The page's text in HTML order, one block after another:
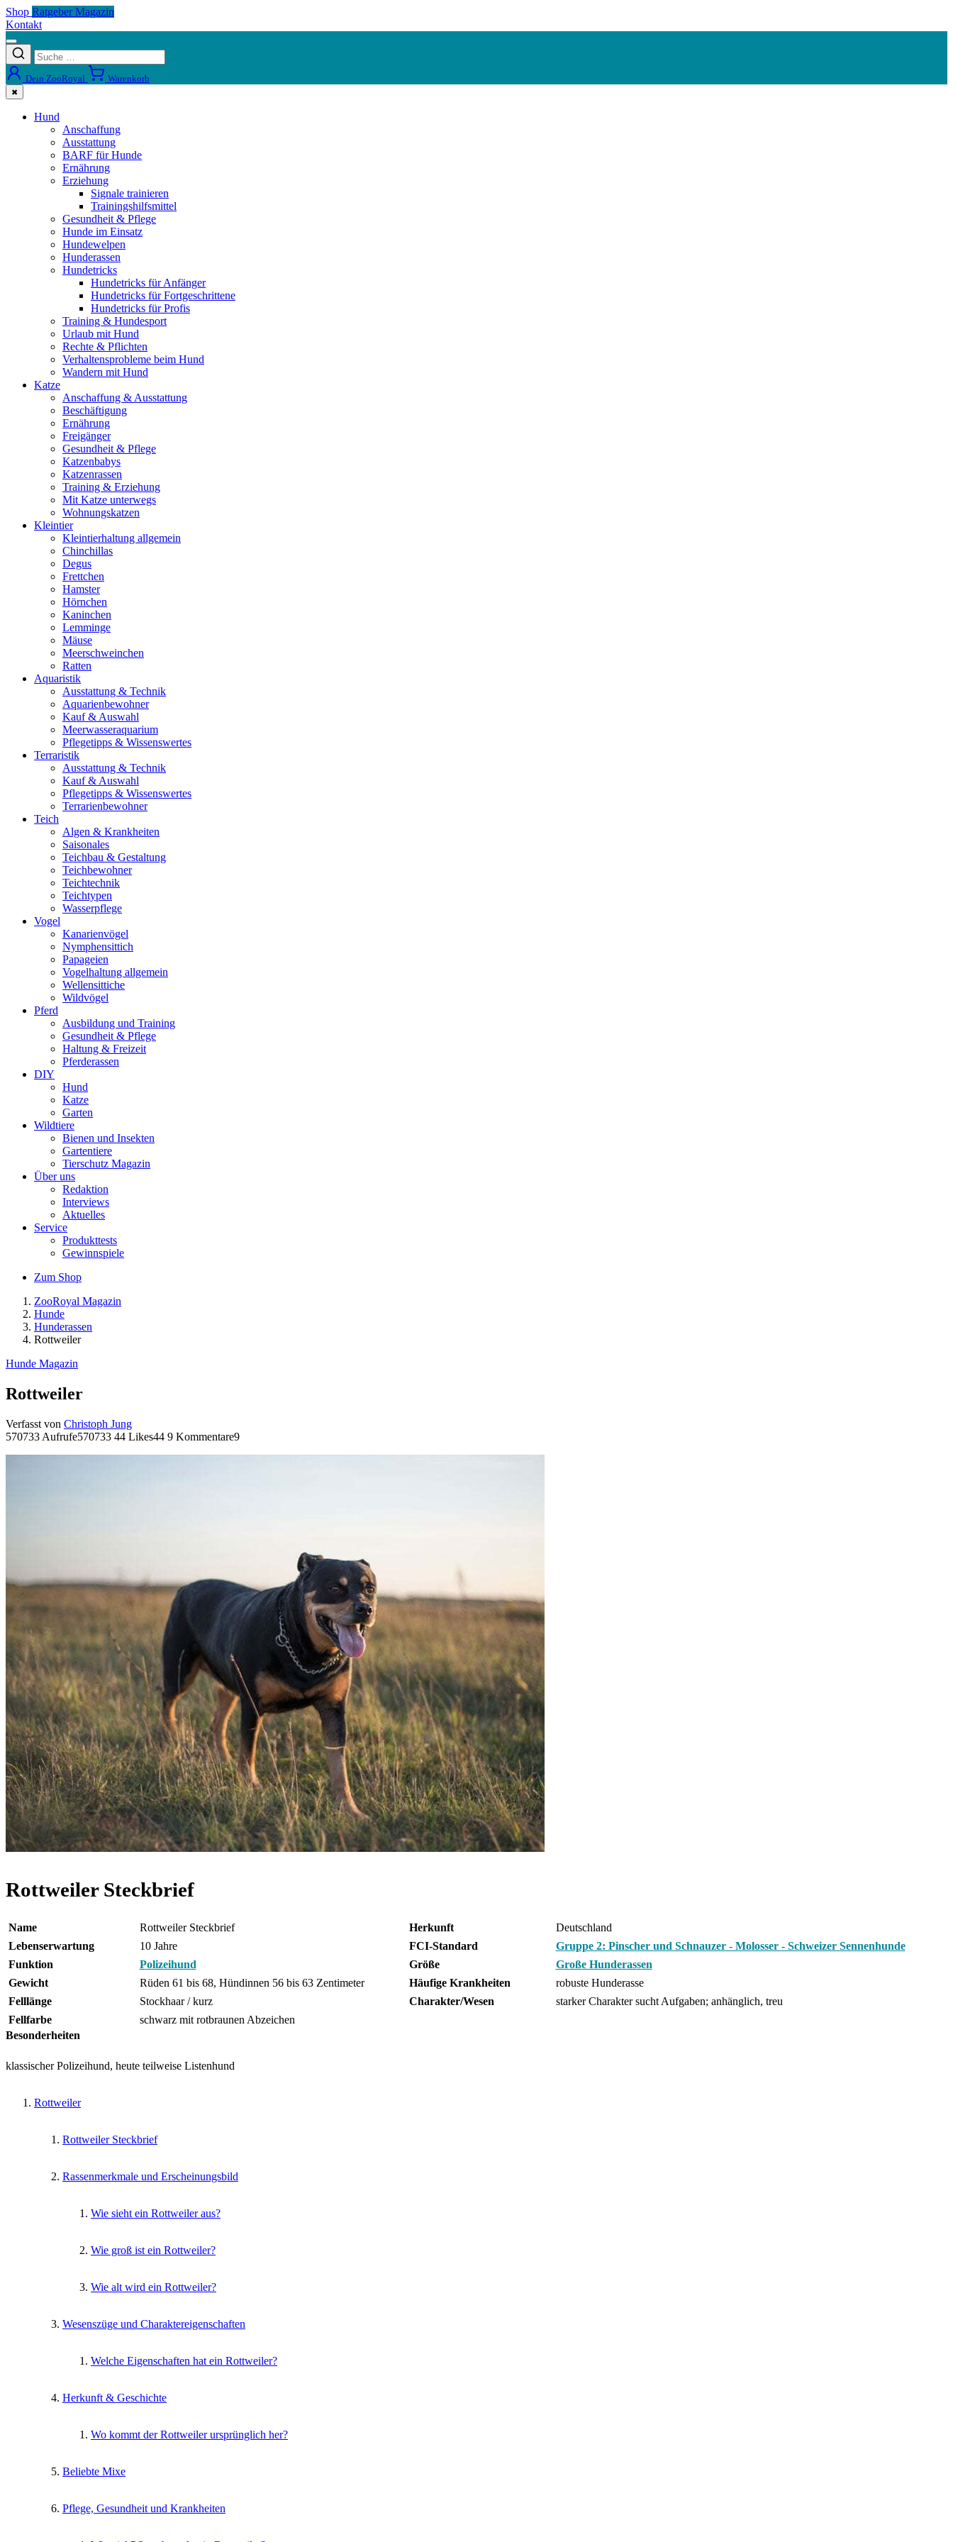
Shop Ratgeber Magazin
Kontakt
Dein ZooRoyal Warenkorb
✖
Hund
Anschaffung
Ausstattung
BARF für Hunde
Ernährung
Erziehung
Signale trainieren
Trainingshilfsmittel
Gesundheit & Pflege
Hunde im Einsatz
Hundewelpen
Hunderassen
Hundetricks
Hundetricks für Anfänger
Hundetricks für Fortgeschrittene
Hundetricks für Profis
Training & Hundesport
Urlaub mit Hund
Rechte & Pflichten
Verhaltensprobleme beim Hund
Wandern mit Hund
Katze
Anschaffung & Ausstattung
Beschäftigung
Ernährung
Freigänger
Gesundheit & Pflege
Katzenbabys
Katzenrassen
Training & Erziehung
Mit Katze unterwegs
Wohnungskatzen
Kleintier
Kleintierhaltung allgemein
Chinchillas
Degus
Frettchen
Hamster
Hörnchen
Kaninchen
Lemminge
Mäuse
Meerschweinchen
Ratten
Aquaristik
Ausstattung & Technik
Aquarienbewohner
Kauf & Auswahl
Meerwasseraquarium
Pflegetipps & Wissenswertes
Terraristik
Ausstattung & Technik
Kauf & Auswahl
Pflegetipps & Wissenswertes
Terrarienbewohner
Teich
Algen & Krankheiten
Saisonales
Teichbau & Gestaltung
Teichbewohner
Teichtechnik
Teichtypen
Wasserpflege
Vogel
Kanarienvögel
Nymphensittich
Papageien
Vogelhaltung allgemein
Wellensittiche
Wildvögel
Pferd
Ausbildung und Training
Gesundheit & Pflege
Haltung & Freizeit
Pferderassen
DIY
Hund
Katze
Garten
Wildtiere
Bienen und Insekten
Gartentiere
Tierschutz Magazin
Über uns
Redaktion
Interviews
Aktuelles
Service
Produkttests
Gewinnspiele
Zum Shop
ZooRoyal Magazin
Hunde
Hunderassen
Rottweiler
Hunde Magazin
Rottweiler
Verfasst von Christoph Jung
570733 Aufrufe570733 44 Likes44 9 Kommentare9
Rottweiler Steckbrief
Name Rottweiler Steckbrief Herkunft
Deutschland
Lebenserwartung
10 Jahre FCI-Standard
Gruppe 2: Pinscher und Schnauzer - Molosser - Schweizer Sennenhunde
Funktion
Polizeihund Größe
Große Hunderassen
Gewicht
Rüden 61 bis 68, Hündinnen 56 bis 63 Zentimeter Häufige Krankheiten
robuste Hunderasse
Felllänge
Stockhaar / kurz Charakter/Wesen
starker Charakter sucht Aufgaben; anhänglich, treu
Fellfarbe
schwarz mit rotbraunen Abzeichen
Besonderheiten
klassischer Polizeihund, heute teilweise Listenhund
Rottweiler
Rottweiler Steckbrief
Rassenmerkmale und Erscheinungsbild
Wie sieht ein Rottweiler aus?
Wie groß ist ein Rottweiler?
Wie alt wird ein Rottweiler?
Wesenszüge und Charaktereigenschaften
Welche Eigenschaften hat ein Rottweiler?
Herkunft & Geschichte
Wo kommt der Rottweiler ursprünglich her?
Beliebte Mixe
Pflege, Gesundheit und Krankheiten